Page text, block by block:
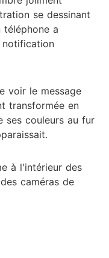
se dessinant
a
notification
voir le message
transformée en
ses couleurs au fur
à l'intérieur des
caméras de